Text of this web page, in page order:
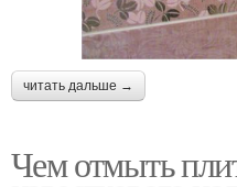
читать дальше →
Чем отмыть